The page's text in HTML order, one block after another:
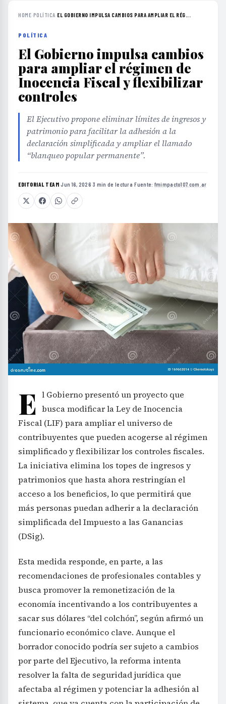
HOME›POLÍTICA›EL GOBIERNO IMPULSA CAMBIOS PARA AMPLIAR EL RÉG...
POLÍTICA
El Gobierno impulsa cambios
para ampliar el régimen de
Inocencia Fiscal y flexibilizar
controles
El Ejecutivo propone eliminar límites de ingresos y
patrimonio para facilitar la adhesión a la
declaración simplificada y ampliar el llamado
“blanqueo popular permanente”.
EDITORIAL TEAM·Jun 16, 2026·3 min de lectura·Fuente: fmimpacto107.com.ar
E l Gobierno presentó un proyecto que
busca modificar la Ley de Inocencia
Fiscal (LIF) para ampliar el universo de
contribuyentes que pueden acogerse al régimen
simplificado y flexibilizar los controles fiscales.
La iniciativa elimina los topes de ingresos y
patrimonios que hasta ahora restringían el
acceso a los beneficios, lo que permitirá que
más personas puedan adherir a la declaración
simplificada del Impuesto a las Ganancias
(DSig).
Esta medida responde, en parte, a las
recomendaciones de profesionales contables y
busca promover la remonetización de la
economía incentivando a los contribuyentes a
sacar sus dólares “del colchón”, según afirmó un
funcionario económico clave. Aunque el
borrador conocido podría ser sujeto a cambios
por parte del Ejecutivo, la reforma intenta
resolver la falta de seguridad jurídica que
afectaba al régimen y potenciar la adhesión al